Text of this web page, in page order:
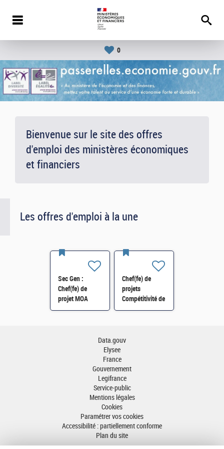
0
Bienvenue sur le site des offres
d'emploi des ministères économiques
et financiers
Les offres d'emploi à la une
Sec Gen :
Chef(fe) de
projet MOA
Innovation
Chef(fe) de
projets
Compétitivité de
l'énergie-SI-
Data.gouv
Elysee
France
Gouvernement
Legifrance
Service-public
Mentions légales
Cookies
Paramétrer vos cookies
Accessibilité : partiellement conforme
Plan du site